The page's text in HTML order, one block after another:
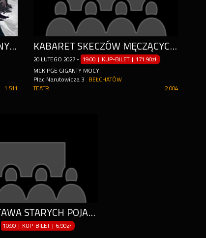
KRÓLEWSKI BALET KLASYCZNY - JEZIORO ŁABĘDZIE
1 511
KABARET SKECZÓW MĘCZĄCYCH: "WIELCY WRACAJĄ"
20 LUTEGO 2027 - 19:00 | KUP-BILET |171.90zł
MCK PGE GIGANTY MOCY
Plac Narutowicza 3
BEŁCHATÓW
2 004
TEATR
MINI WYSTAWA STARYCH POJAZDOW LEGO
10:00 | KUP-BILET | 6.90zł